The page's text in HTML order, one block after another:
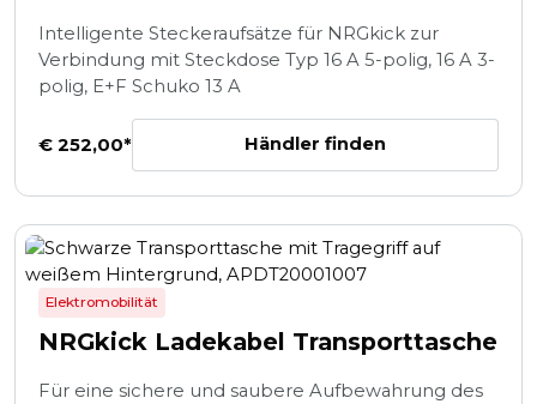
Intelligente Steckeraufsätze für NRGkick zur
Verbindung mit Steckdose Typ 16 A 5-polig, 16 A 3-
polig, E+F Schuko 13 A
€ 252,00* Händler finden
Elektromobilität
NRGkick Ladekabel Transporttasche
Für eine sichere und saubere Aufbewahrung des